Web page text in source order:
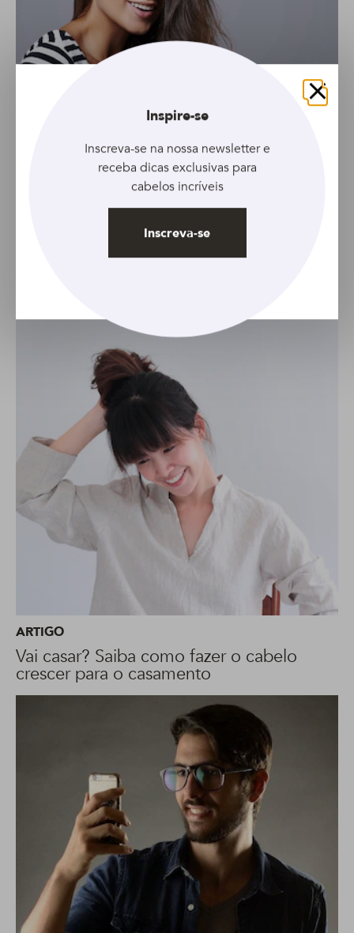
Conheça 6 cortes perfeitos para cabelos
ARTIGO
Vai casar? Saiba como fazer o cabelo
crescer para o casamento
Fechar
Inspire-se
Inscreva-se na nossa newsletter e
receba dicas exclusivas para
cabelos incríveis
Inscreva-se